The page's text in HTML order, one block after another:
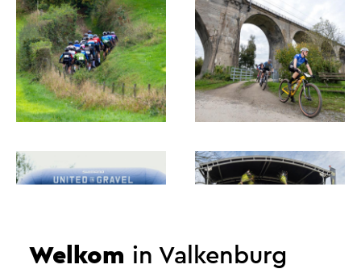
zorgvuldig uitgezette routes door het Zuid-
Limburgse Heuvelland en de Voerstreek. Deze
routes vragen om concentratie en respect: voor
het parcours zelf, maar ook voor andere
weggebruikers en voor de omgeving waarin het
evenement plaatsvindt.
Hammerstone is meer dan alleen fietsen. Het is
een weekend waarin ontmoeten, beleven en
jouw rit én de totale ervaring eromheen.
Welkom in Valkenburg